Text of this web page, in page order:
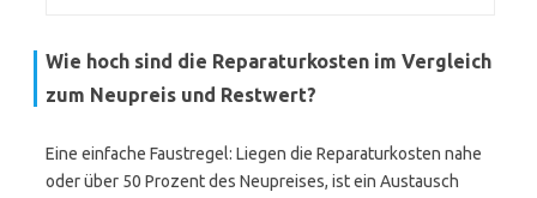
Wie hoch sind die Reparaturkosten im Vergleich
zum Neupreis und Restwert?
Eine einfache Faustregel: Liegen die Reparaturkosten nahe
oder über 50 Prozent des Neupreises, ist ein Austausch